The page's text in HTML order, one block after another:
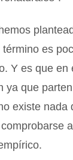
es
Y es que en
ya que
existe nada